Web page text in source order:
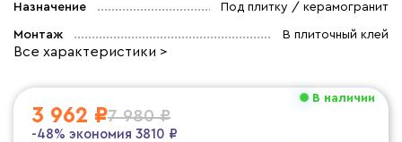
Назначение Под плитку / керамогранит
Монтаж В плиточный клей
Все характеристики >
В наличии
3 962 ₽7 980 ₽
-48% экономия 3810 ₽